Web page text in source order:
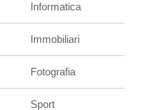
Informatica
Immobiliari
Fotografia
Sport